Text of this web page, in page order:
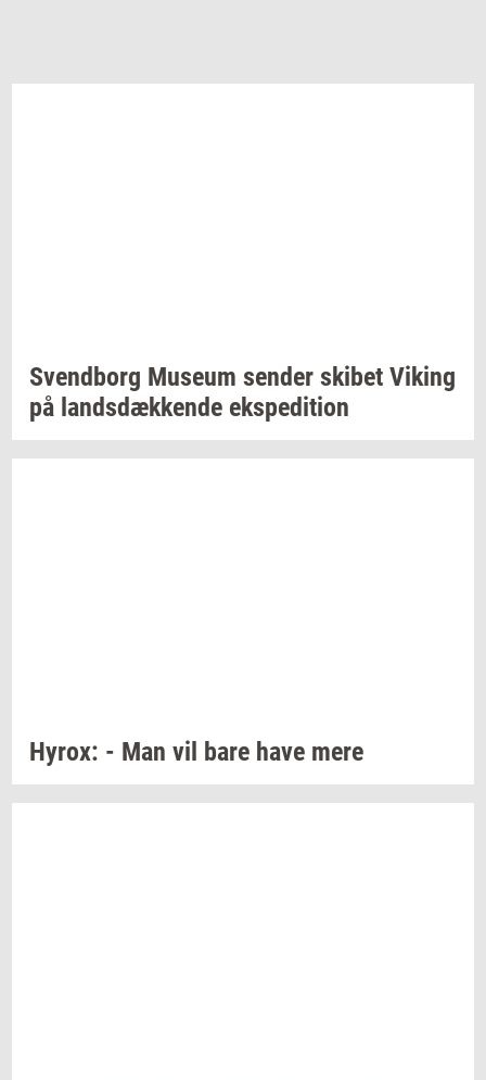
Svend­borg Mu­se­um sen­der ski­bet Viking
på lands­dæk­ken­de eks­pe­di­tion
Hyrox: - Man vil bare have mere